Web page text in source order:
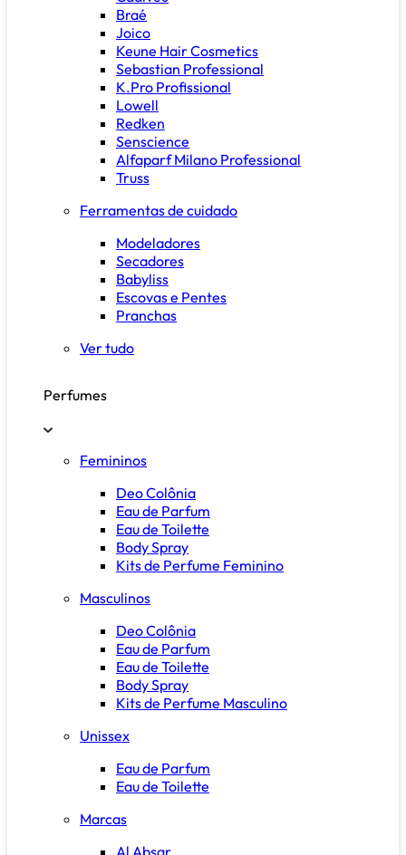
Braé
Joico
Keune Hair Cosmetics
Sebastian Professional
K.Pro Profissional
Lowell
Redken
Senscience
Alfaparf Milano Professional
Truss
Ferramentas de cuidado
Modeladores
Secadores
Babyliss
Escovas e Pentes
Pranchas
Ver tudo
Perfumes
Femininos
Deo Colônia
Eau de Parfum
Eau de Toilette
Body Spray
Kits de Perfume Feminino
Masculinos
Deo Colônia
Eau de Parfum
Eau de Toilette
Body Spray
Kits de Perfume Masculino
Unissex
Eau de Parfum
Eau de Toilette
Marcas
Al Absar